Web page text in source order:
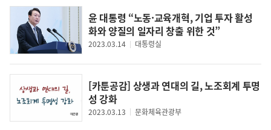
윤 대통령 “노동·교육개혁, 기업 투자 활성
화와 양질의 일자리 창출 위한 것”
2023.03.14 대통령실
[카툰공감] 상생과 연대의 길, 노조회계 투명
성 강화
2023.03.13 문화체육관광부